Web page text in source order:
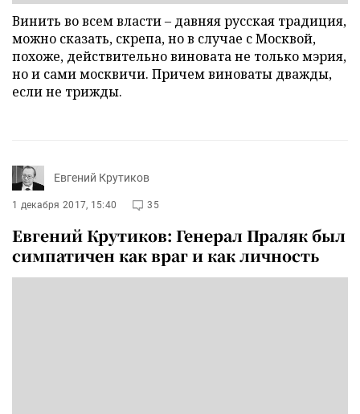
Винить во всем власти – давняя русская традиция,
можно сказать, скрепа, но в случае с Москвой,
похоже, действительно виновата не только мэрия,
но и сами москвичи. Причем виноваты дважды,
если не трижды.
Евгений Крутиков
1 декабря 2017, 15:40 35
Евгений Крутиков: Генерал Праляк был
симпатичен как враг и как личность